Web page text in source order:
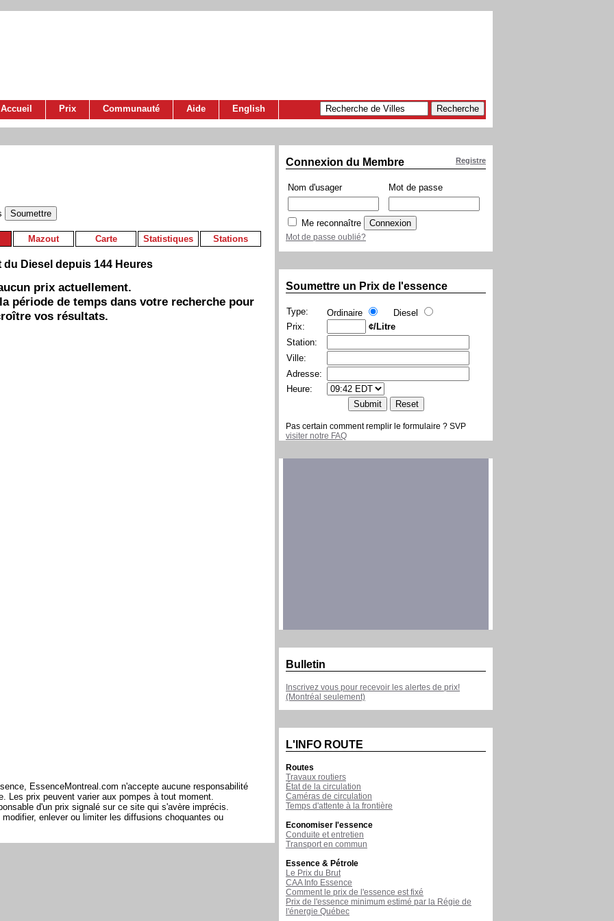
Accueil Prix Communauté Aide English
Mazout Carte Statistiques Stations
Diesel depuis 144 Heures
prix actuellement.
période de temps dans votre recherche pour
vos résultats.
EssenceMontreal.com n'accepte aucune responsabilité
Les prix peuvent varier aux pompes à tout moment.
d'un prix signalé sur ce site qui s'avère imprécis.
enlever ou limiter les diffusions choquantes ou
Registre
Connexion du Membre
Nom d'usager Mot de passe
Me reconnaître
Mot de passe oublié?
Soumettre un Prix de l'essence
Type: Ordinaire
Diesel
Prix:
¢/Litre
Station:
Ville:
Adresse:
Heure:
Pas certain comment remplir le formulaire ? SVP
visiter notre FAQ
Bulletin
Inscrivez vous pour recevoir les alertes de prix!
(Montréal seulement)
L'INFO ROUTE
Routes
Travaux routiers
État de la circulation
Caméras de circulation
Temps d'attente à la frontière
Economiser l'essence
Conduite et entretien
Transport en commun
Essence & Pétrole
Le Prix du Brut
CAA Info Essence
Comment le prix de l'essence est fixé
Prix de l'essence minimum estimé par la Régie de
l'énergie Québec